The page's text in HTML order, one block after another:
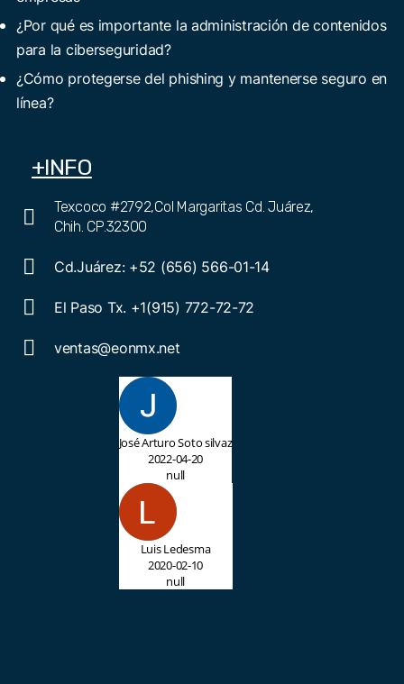
¿Por qué es importante la administración de contenidos
para la ciberseguridad?
¿Cómo protegerse del phishing y mantenerse seguro en
línea?
+INFO
Texcoco #2792,Col Margaritas Cd. Juárez,
Chih. CP.32300
Cd.Juárez: +52 (656) 566-01-14
El Paso Tx. +1(915) 772-72-72
ventas@eonmx.net
José Arturo Soto silvaz